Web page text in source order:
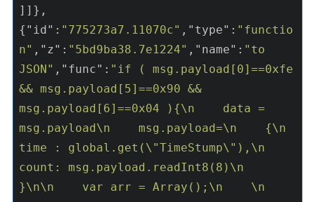
]]},
{ "id" : "775273a7.11070c" , "type" : "functio
n" , "z" : "5bd9ba38.7e1224" , "name" : "to
JSON" , "func" : "if ( msg.payload[0]==0xfe
&& msg.payload[5]==0x90 &&
msg.payload[6]==0x04 ){\n    data =
msg.payload\n    msg.payload=\n    {\n
time : global.get(\"TimeStump\"),\n
count: msg.payload.readInt8(8)\n
}\n\n    var arr = Array();\n    \n